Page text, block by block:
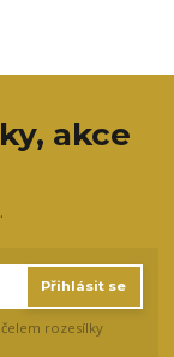
akce
Přihlásit se
rozesílky